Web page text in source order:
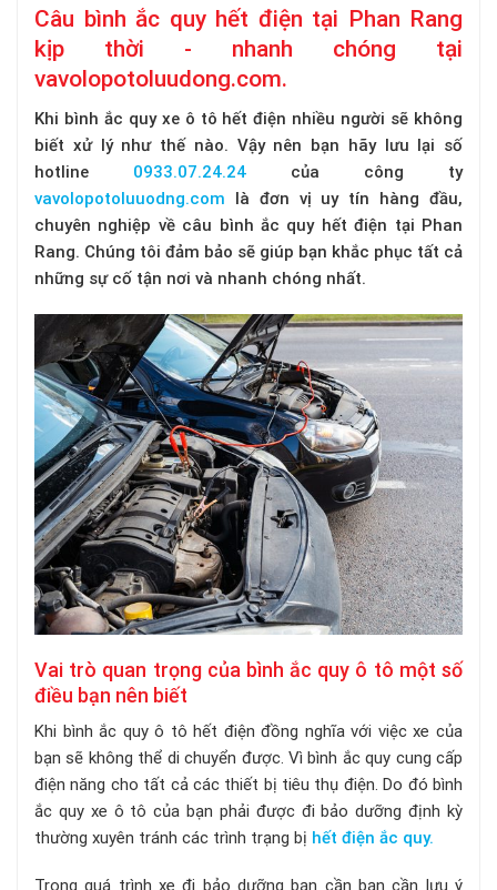
Câu bình ắc quy hết điện tại Phan Rang
kịp thời - nhanh chóng tại
vavolopotoluudong.com.
Khi bình ắc quy xe ô tô hết điện nhiều người sẽ không
biết xử lý như thế nào. Vậy nên bạn hãy lưu lại số
hotline 0933.07.24.24 của công ty
vavolopotoluuodng.com là đơn vị uy tín hàng đầu,
chuyên nghiệp về câu bình ắc quy hết điện tại Phan
Rang. Chúng tôi đảm bảo sẽ giúp bạn khắc phục tất cả
những sự cố tận nơi và nhanh chóng nhất.
Vai trò quan trọng của bình ắc quy ô tô một số
điều bạn nên biết
Khi bình ắc quy ô tô hết điện đồng nghĩa với việc xe của
bạn sẽ không thể di chuyển được. Vì bình ắc quy cung cấp
điện năng cho tất cả các thiết bị tiêu thụ điện. Do đó bình
ắc quy xe ô tô của bạn phải được đi bảo dưỡng định kỳ
thường xuyên tránh các trình trạng bị hết điện ắc quy.
Trong quá trình xe đi bảo dưỡng bạn cần bạn cần lưu ý